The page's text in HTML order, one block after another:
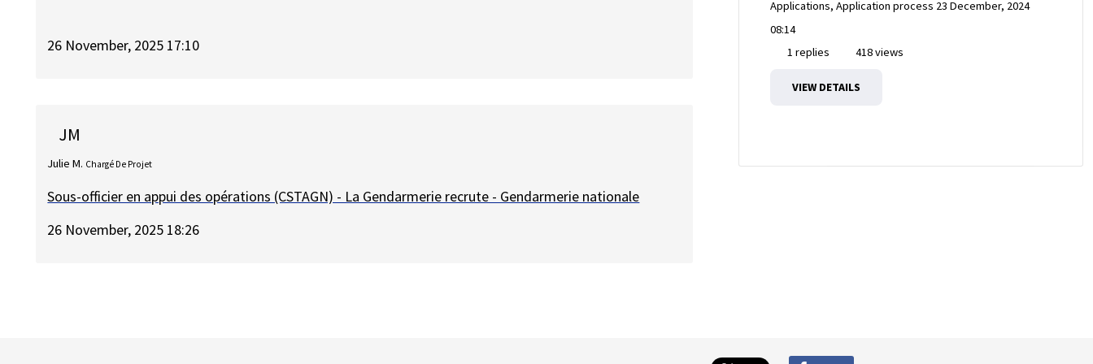
26 November, 2025 17:10
JM
Julie M. Chargé De Projet
Sous-officier en appui des opérations (CSTAGN) - La Gendarmerie recrute - Gendarmerie nationale
26 November, 2025 18:26
Applications, Application process 23 December, 2024
08:14
1 replies
418 views
VIEW DETAILS